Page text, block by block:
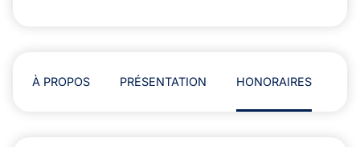
À PROPOS PRÉSENTATION HONORAIRES